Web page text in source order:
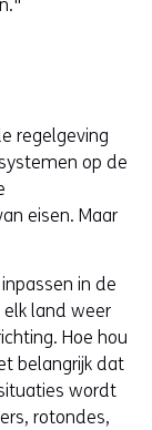
regelgeving
op de
eisen. Maar
in de
elk land weer
Hoe hou
belangrijk dat
wordt
rotondes,